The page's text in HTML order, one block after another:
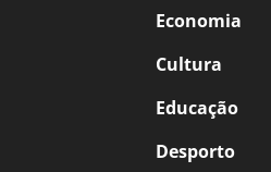
Economia
Cultura
Educação
Desporto